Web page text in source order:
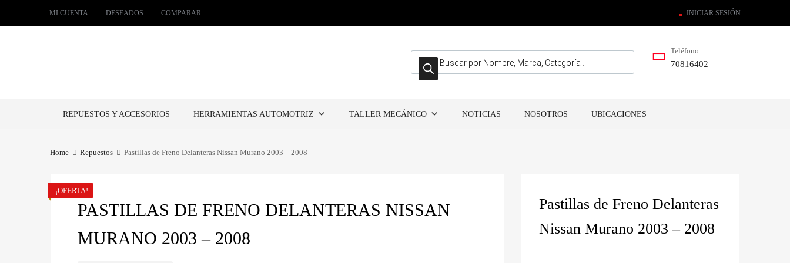
MI CUENTA DESEADOS COMPARAR INICIAR SESIÓN
Búsqueda de productos Teléfono:
70816402
REPUESTOS Y ACCESORIOS HERRAMIENTAS AUTOMOTRIZ TALLER MECÁNICO NOTICIAS NOSOTROS UBICACIONES
Home Repuestos Pastillas de Freno Delanteras Nissan Murano 2003 – 2008
PASTILLAS DE FRENO DELANTERAS NISSAN
MURANO 2003 – 2008
¡OFERTA!
Pastillas de Freno Delanteras
Nissan Murano 2003 – 2008